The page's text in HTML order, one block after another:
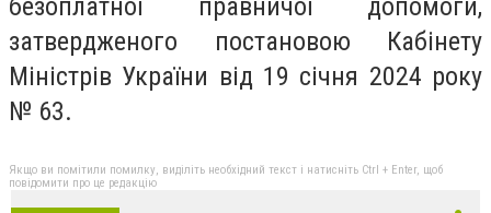
безоплатної правничої допомоги,
затвердженого постановою Кабінету
Міністрів України від 19 січня 2024 року
№ 63.
Якщо ви помітили помилку, виділіть необхідний текст і натисніть Ctrl + Enter, щоб
повідомити про це редакцію